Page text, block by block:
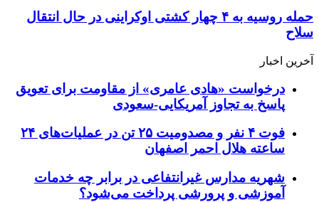
حمله روسیه به ۴ چهار کشتی اوکراینی در حال انتقال
سلاح
آخرین اخبار
درخواست «هادی عامری» از مقاومت برای تعویق
پاسخ به تجاوز آمریکایی-سعودی
فوت ۴ نفر و مصدومیت ۲۵ تن در عملیات‌های ۲۴
ساعته هلال احمر اصفهان
شهریه مدارس غیرانتفاعی در برابر چه خدمات
آموزشی و پرورشی پرداخت می‌شود؟